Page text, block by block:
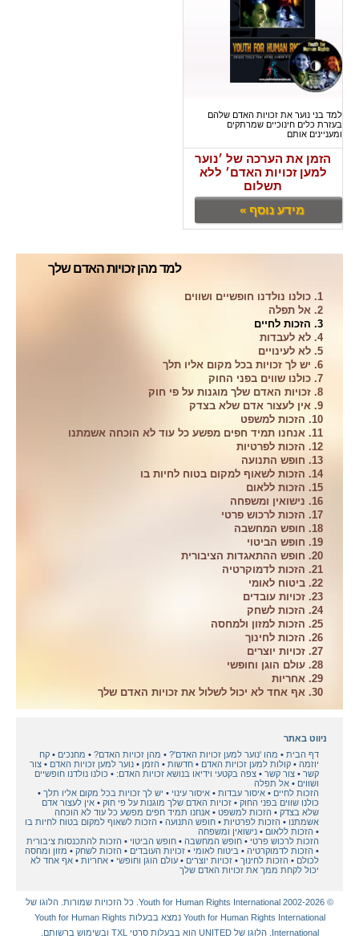
למד בני נוער את זכויות האדם שלהם
בעזרת כלים חינוכיים שמרתקים
ומעניינים אותם
הזמן את הערכה של ׳נוער
למען זכויות האדם׳ ללא
תשלום
מידע נוסף »
למד מהן זכויות האדם שלך
1. כולנו נולדנו חופשיים ושווים
2. אל תפלה
3. הזכות לחיים
4. לא לעבדות
5. לא לעינויים
6. יש לך זכויות בכל מקום אליו תלך
7. כולנו שווים בפני החוק
8. זכויות האדם שלך מוגנות על פי חוק
9. אין לעצור אדם שלא בצדק
10. הזכות למשפט
11. אנחנו תמיד חפים מפשע כל עוד לא הוכחה אשמתנו
12. הזכות לפרטיות
13. חופש התנועה
14. הזכות לשאוף למקום בטוח לחיות בו
15. הזכות ללאום
16. נישואין ומשפחה
17. הזכות לרכוש פרטי
18. חופש המחשבה
19. חופש הביטוי
20. חופש ההתאגדות הציבורית
21. הזכות לדמוקרטיה
22. ביטוח לאומי
23. זכויות עובדים
24. הזכות לשחק
25. הזכות למזון ולמחסה
26. הזכות לחינוך
27. זכויות יוצרים
28. עולם הוגן וחופשי
29. אחריות
30. אף אחד לא יכול לשלול את זכויות האדם שלך
ניווט באתר
דף הבית
מהו 'נוער למען זכויות האדם'? מהן זכויות האדם? מחנכים
קח
יוזמה
קולות למען זכויות האדם חדשות הזמן נוער למען זכויות האדם
צור
קשר
צור קשר צפה בקטעי וידיאו בנושא זכויות האדם:
כולנו נולדנו חופשיים
ושווים
אל תפלה
הזכות לחיים
איסור עבדות איסור עינוי
יש לך זכויות בכל מקום אליו תלך
כולנו שווים בפני החוק
זכויות האדם שלך מוגנות על פי חוק
אין לעצור אדם
שלא בצדק
הזכות למשפט
אנחנו תמיד חפים מפשע כל עוד לא הוכחה
אשמתנו
הזכות לפרטיות חופש התנועה
הזכות לשאוף למקום בטוח לחיות בו
הזכות ללאום
נישואין ומשפחה
הזכות לרכוש פרטי
חופש המחשבה חופש הביטוי
הזכות להתכנסות ציבורית
הזכות לדמוקרטיה
ביטוח לאומי זכויות העובדים הזכות לשחק
מזון ומחסה
לכולם
הזכות לחינוך זכויות יוצרים עולם הוגן וחופשי אחריות
אף אחד לא
יכול לקחת ממך את זכויות האדם שלך
© 2002-2026 Youth for Human Rights International. כל הזכויות שמורות. הלוגו של
Youth for Human Rights International נמצא בבעלות Youth for Human Rights
International. הלוגו של UNITED הוא בבעלות סרטי TXL ובשימוש ברשותם.